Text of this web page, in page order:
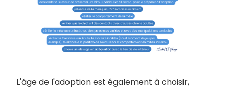
L'âge de l'adoption est également à choisir,